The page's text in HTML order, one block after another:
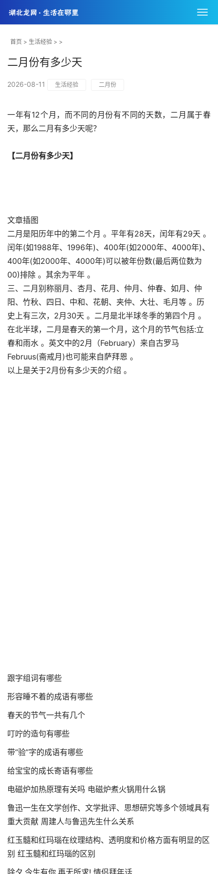
首页 > 生活经验 > >
二月份有多少天
2026-08-11 生活经验 二月份
一年有12个月，而不同的月份有不同的天数，二月属于春
天，那么二月有多少天呢？
【二月份有多少天】
文章插图
二月是阳历年中的第二个月 。平年有28天，闰年有29天 。
闰年(如1988年、1996年)、400年(如2000年、4000年)、
400年(如2000年、4000年)可以被年份数(最后两位数为
00)排除 。其余为平年 。
三、二月别称丽月、杏月、花月、仲月、仲春、如月、仲
阳、竹秋、四日、中和、花朝、夹仲、大壮、毛月等 。历
史上有三次，2月30天 。二月是北半球冬季的第四个月 。
在北半球，二月是春天的第一个月，这个月的节气包括:立
春和雨水 。英文中的2月（February）来自古罗马
Februus(斋戒月)也可能来自萨拜恩 。
以上是关于2月份有多少天的介绍 。
跟字组词有哪些
形容睡不着的成语有哪些
春天的节气一共有几个
叮咛的造句有哪些
带“验”字的成语有哪些
给宝宝的成长寄语有哪些
电磁炉加热原理有关吗 电磁炉煮火锅用什么锅
鲁迅一生在文学创作、文学批评、思想研究等多个领域具有
重大贡献 周建人与鲁迅先生什么关系
红玉髓和红玛瑙在纹理结构、透明度和价格方面有明显的区
别 红玉髓和红玛瑙的区别
除夕,今生有你,再无所求! 情侣拜年话